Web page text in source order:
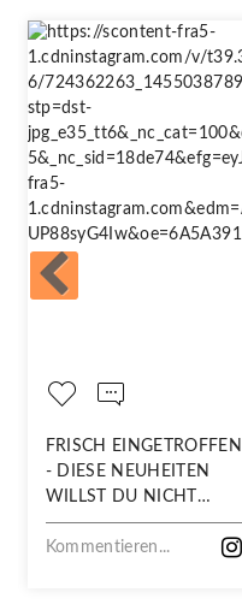
FRISCH EINGETROFFEN
- DIESE NEUHEITEN
WILLST DU NICHT
VERPASSEN!
Kommentieren...